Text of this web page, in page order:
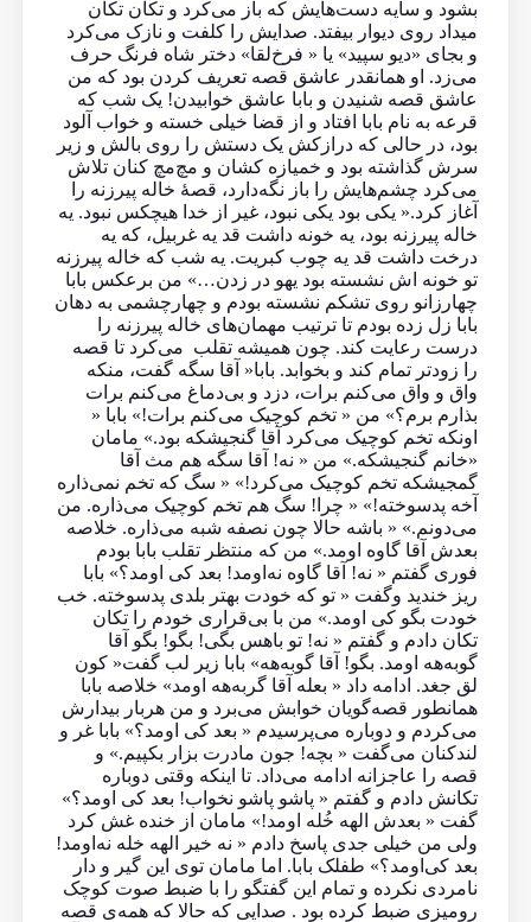
بشود و سایه دست‌هایش که باز می‌کرد و تکان تکان
میداد روی دیوار بیفتد. صدایش را کلفت و نازک می‌کرد
و بجای «دیو سپید» یا « فرخ‌لقا» دختر شاه فرنگ حرف
می‌زد. او همانقدر عاشق قصه تعریف کردن بود که من
عاشق قصه شنیدن و بابا عاشق خوابیدن! یک شب که
قرعه به نام بابا افتاد و از قضا خیلی خسته و خواب آلود
بود، در حالی که درازکش یک دستش را روی بالش و زیر
سرش گذاشته بود و خمیازه کشان و مچ‌مچ کنان تلاش
می‌کرد چشم‌هایش را باز نگه‌دارد، قصهٔ خاله پیرزنه را
آغاز کرد.« یکی بود یکی نبود، غیر از خدا هیچکس نبود. یه
خاله پیرزنه بود، یه خونه داشت قد یه غربیل، که یه
درخت داشت قد یه چوب کبریت. یه شب که خاله پیرزنه
تو خونه اش نشسته بود یهو در زدن…» من برعکس بابا
چهارزانو روی تشکم نشسته بودم و چهارچشمی به دهان
بابا زل زده بودم تا ترتیب مهمان‌های خاله پیرزنه را
درست رعایت کند. چون همیشه تقلب می‌کرد تا قصه
را زودتر تمام کند و بخوابد. بابا« آقا سگه گفت، منکه
واق و واق می‌کنم برات، دزد و بی‌دماغ می‌کنم برات
بذارم برم؟» من « تخم کوچیک می‌کنم برات!» بابا «
اونکه تخم کوچیک می‌کرد آقا گنجیشکه بود.» مامان
«خانم گنجیشکه.» من « نه! آقا سگه هم مث آقا
گمجیشکه تخم کوچیک می‌کرد!» « سگ که تخم نمی‌ذاره
آخه پدسوخته!» « چرا! سگ هم تخم کوچیک می‌ذاره. من
می‌دونم.» « باشه حالا چون نصفه شبه می‌ذاره. خلاصه
بعدش آقا گاوه اومد.» من که منتظر تقلب بابا بودم
فوری گفتم « نه! آقا گاوه نه‌اومد! بعد کی اومد؟» بابا
ریز خندید و‌گفت « تو که خودت بهتر بلدی پدسوخته. خب
خودت بگو کی اومد.» من با بی‌قراری خودم را تکان
تکان دادم و گفتم « نه! تو باهس بگی! بگو! بگو آقا
گوبه‌هه اومد. بگو! آقا گوبه‌هه» بابا زیر لب گفت« کون
لق جغد. ادامه داد « بعله آقا گربه‌هه اومد» خلاصه بابا
همانطور قصه‌گویان خوابش می‌برد و من هربار بیدارش
می‌کردم و دوباره می‌پرسیدم « بعد کی‌ اومد؟» بابا غر و
لندکنان می‌گفت « بچه! جون مادرت بزار بکپیم.» و
قصه را عاجزانه ادامه می‌داد. تا اینکه وقتی دوباره
تکانش دادم و گفتم « پاشو پاشو نخواب! بعد کی اومد؟»
گفت « بعدش الهه خُله اومد!» مامان از خنده غش کرد
ولی من خیلی جدی پاسخ دادم « نه خیر الهه خله نه‌اومد!
بعد کی‌اومد؟» طفلک بابا. اما مامان توی این گیر و دار
نامردی نکرده و تمام این گفتگو را با ضبط صوت کوچک
رومیزی ضبط کرده بود . صدایی که حالا که همه‌ی قصه‌